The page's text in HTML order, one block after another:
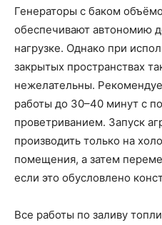
Генераторы с баком
обеспечивают автономию
нагрузке. Однако при
закрытых пространствах
нежелательны.
работы до 30–40 минут с
проветриванием. Запуск
производить только на
помещения, а затем
если это обусловлено
Все работы по заливу